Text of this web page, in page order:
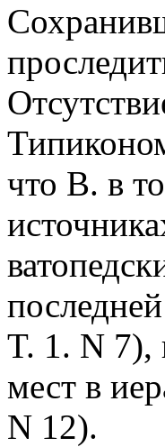
что В. в
T. 1. N 7),
мест в
N 12).